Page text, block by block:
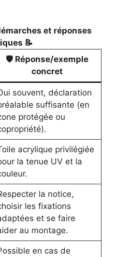
et réponses
📝
🛡️ Réponse/exemple
concret
souvent, déclaration
suffisante (en
protégée ou
acrylique privilégiée
la tenue UV et la
la notice,
les fixations
et se faire
au montage.
en cas de